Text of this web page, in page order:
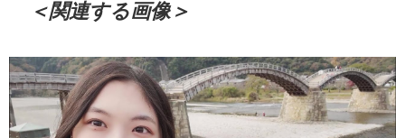
＜関連する画像＞